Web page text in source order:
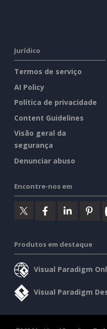
Jurídico
Termos de serviço
AI Policy
Política de privacidade
Content Guidelines
Visão geral da
segurança
Denunciar abuso
Encontre-nos em
Produtos em destaque
Visual Paradigm
Visual Paradigm